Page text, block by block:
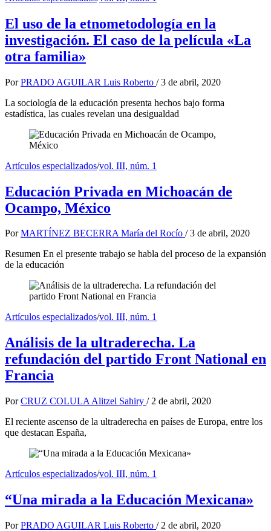
El uso de la etnometodología en la
investigación. El caso de la película «La
otra familia»
Por PRADO AGUILAR Luis Roberto / 3 de abril, 2020
La sociología de la educación presenta hechos bajo forma
estadística, las cuales revelan una desigualdad
Artículos especializados/vol. III, núm. 1
Educación Privada en Michoacán de
Ocampo, México
Por MARTÍNEZ BECERRA María del Rocío / 3 de abril, 2020
Resumen En el presente trabajo se habla del proceso de la expansión
de la educación
Artículos especializados/vol. III, núm. 1
Análisis de la ultraderecha. La
refundación del partido Front National en
Francia
Por CRUZ COLULA Alitzel Sahiry / 2 de abril, 2020
El reciente ascenso de la ultraderecha en países de Europa, entre los
que destacan España,
Artículos especializados/vol. III, núm. 1
“Una mirada a la Educación Mexicana»
Por PRADO AGUILAR Luis Roberto / 2 de abril, 2020